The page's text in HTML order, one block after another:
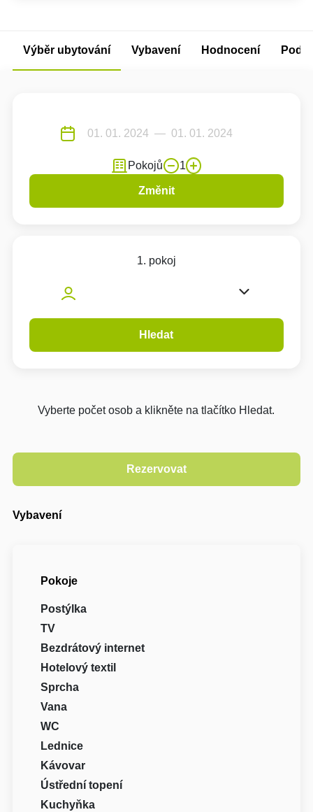
Výběr ubytování Vybavení Hodnocení
Pokojů 1
Změnit
1. pokoj
Hledat
Vyberte počet osob a klikněte na tlačítko Hledat.
Vybavení
Pokoje
Postýlka
TV
Bezdrátový internet
Hotelový textil
Sprcha
Vana
WC
Lednice
Kávovar
Ústřední topení
Kuchyňka